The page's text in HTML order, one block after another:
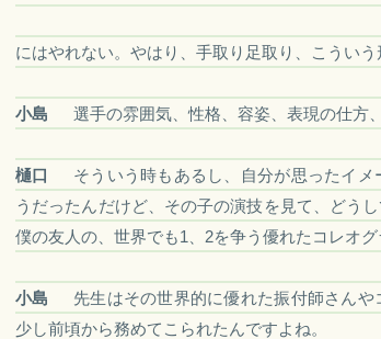
にはやれない。やはり、手取り足取り、こうい
小島 選手の雰囲気、性格、容姿、表現の仕方
樋口
そういう時もあるし、自分が思ったイ
うだったんだけど、その子の演技を見て、どう
僕の友人の、世界でも1、2を争う優れたコレオ
小島
先生はその世界的に優れた振付師さん
少し前頃から務めてこられたんですよね。